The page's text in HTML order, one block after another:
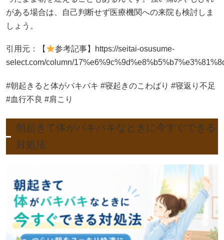
がある場合は、自己判断せず医療機関への来院も検討しま
しょう。
引用元：【
参考記事】https://seitai-osusume-
select.com/column/
#朝起きると体がバキバキ #寝起きのこわばり #寝返り不足
#血行不良 #肩こり
朝起きて体がバキバキなときに今すぐできる
対処法